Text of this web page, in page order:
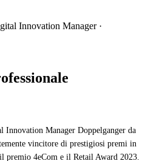
Innovation Manager ·
Manager Doppelganger da
vincitore di prestigiosi premi in
4eCom e il Retail Award 2023.